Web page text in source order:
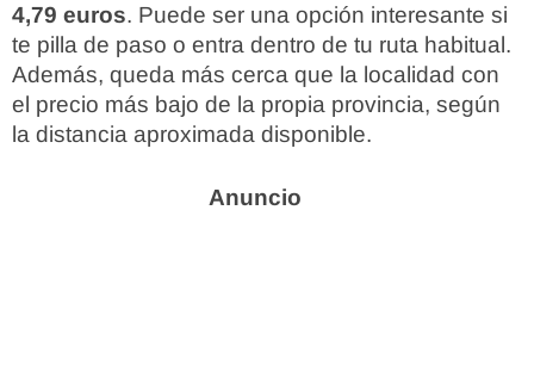
4,79 euros. Puede ser una opción interesante si
te pilla de paso o entra dentro de tu ruta habitual.
Además, queda más cerca que la localidad con
el precio más bajo de la propia provincia, según
la distancia aproximada disponible.